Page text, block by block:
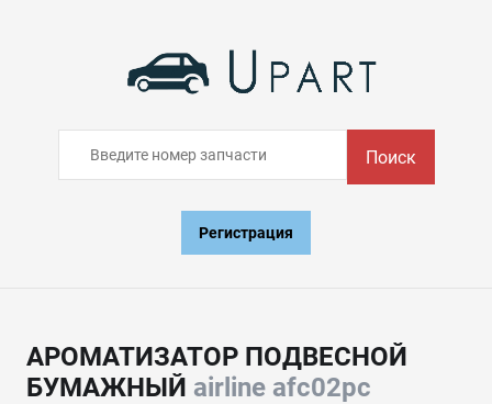
Поиск
Регистрация
АРОМАТИЗАТОР ПОДВЕСНОЙ
БУМАЖНЫЙ airline afc02pc